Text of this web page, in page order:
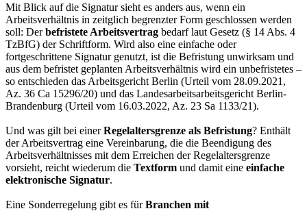
Mit Blick auf die Signatur sieht es anders aus, wenn ein
Arbeitsverhältnis in zeitglich begrenzter Form geschlossen werden
soll: Derbefristete Arbeitsvertrag bedarf laut Gesetz (§ 14 Abs. 4
TzBfG) der Schriftform. Wird also eine einfache oder
fortgeschrittene Signatur genutzt, ist die Befristung unwirksam und
aus dem befristet geplanten Arbeitsverhältnis wird ein unbefristetes –
so entschieden das Arbeitsgericht Berlin (Urteil vom 28.09.2021,
Az. 36 Ca 15296/20) und das Landesarbeitsarbeitsgericht Berlin-
Brandenburg (Urteil vom 16.03.2022, Az. 23 Sa 1133/21).
Und was gilt bei einerRegelaltersgrenze als Befristung? Enthält
der Arbeitsvertrag eine Vereinbarung, die die Beendigung des
Arbeitsverhältnisses mit dem Erreichen der Regelaltersgrenze
vorsieht, reicht wiederum die Textform und damit eine einfache
elektronische Signatur.
Eine Sonderregelung gibt es fürBranchen mit